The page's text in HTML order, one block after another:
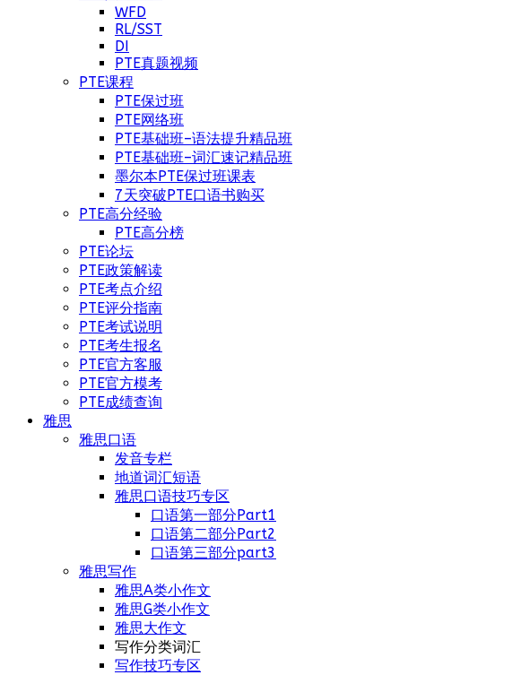
WFD
RL/SST
DI
PTE真题视频
PTE课程
PTE保过班
PTE网络班
PTE基础班–语法提升精品班
PTE基础班–词汇速记精品班
墨尔本PTE保过班课表
7天突破PTE口语书购买
PTE高分经验
PTE高分榜
PTE论坛
PTE政策解读
PTE考点介绍
PTE评分指南
PTE考试说明
PTE考生报名
PTE官方客服
PTE官方模考
PTE成绩查询
雅思
雅思口语
发音专栏
地道词汇短语
雅思口语技巧专区
口语第一部分Part1
口语第二部分Part2
口语第三部分part3
雅思写作
雅思A类小作文
雅思G类小作文
雅思大作文
写作分类词汇
写作技巧专区